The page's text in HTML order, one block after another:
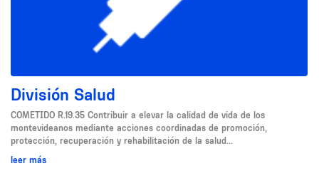
División Salud
COMETIDO R.19.35 Contribuir a elevar la calidad de vida de los
montevideanos mediante acciones coordinadas de promoción,
protección, recuperación y rehabilitación de la salud...
leer más